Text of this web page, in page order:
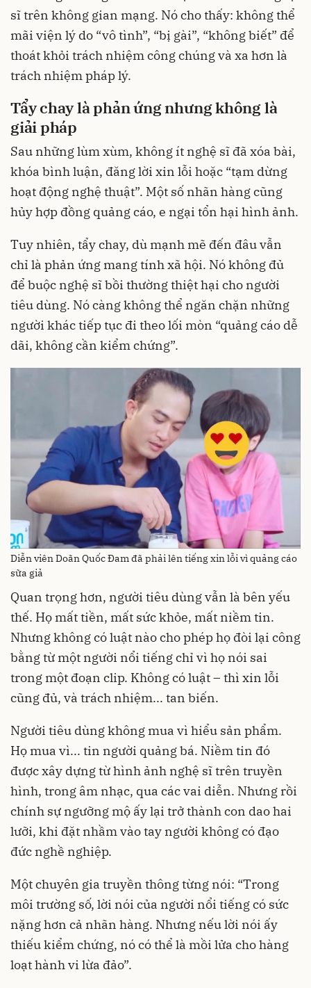
sĩ trên không gian mạng. Nó cho thấy: không thể
mãi viện lý do “vô tình”, “bị gài”, “không biết” để
thoát khỏi trách nhiệm công chúng và xa hơn là
trách nhiệm pháp lý.
Tẩy chay là phản ứng nhưng không là
giải pháp
Sau những lùm xùm, không ít nghệ sĩ đã xóa bài,
khóa bình luận, đăng lời xin lỗi hoặc “tạm dừng
hoạt động nghệ thuật”. Một số nhãn hàng cũng
hủy hợp đồng quảng cáo, e ngại tổn hại hình ảnh.
Tuy nhiên, tẩy chay, dù mạnh mẽ đến đâu vẫn
chỉ là phản ứng mang tính xã hội. Nó không đủ
để buộc nghệ sĩ bồi thường thiệt hại cho người
tiêu dùng. Nó càng không thể ngăn chặn những
người khác tiếp tục đi theo lối mòn “quảng cáo dễ
dãi, không cần kiểm chứng”.
Diễn viên Doãn Quốc Đam đã phải lên tiếng xin lỗi vì quảng cáo
sữa giả
Quan trọng hơn, người tiêu dùng vẫn là bên yếu
thế. Họ mất tiền, mất sức khỏe, mất niềm tin.
Nhưng không có luật nào cho phép họ đòi lại công
bằng từ một người nổi tiếng chỉ vì họ nói sai
trong một đoạn clip. Không có luật – thì xin lỗi
cũng đủ, và trách nhiệm... tan biến.
Người tiêu dùng không mua vì hiểu sản phẩm.
Họ mua vì... tin người quảng bá. Niềm tin đó
được xây dựng từ hình ảnh nghệ sĩ trên truyền
hình, trong âm nhạc, qua các vai diễn. Nhưng rồi
chính sự ngưỡng mộ ấy lại trở thành con dao hai
lưỡi, khi đặt nhầm vào tay người không có đạo
đức nghề nghiệp.
Một chuyên gia truyền thông từng nói: “Trong
môi trường số, lời nói của người nổi tiếng có sức
nặng hơn cả nhãn hàng. Nhưng nếu lời nói ấy
thiếu kiểm chứng, nó có thể là mồi lửa cho hàng
loạt hành vi lừa đảo”.